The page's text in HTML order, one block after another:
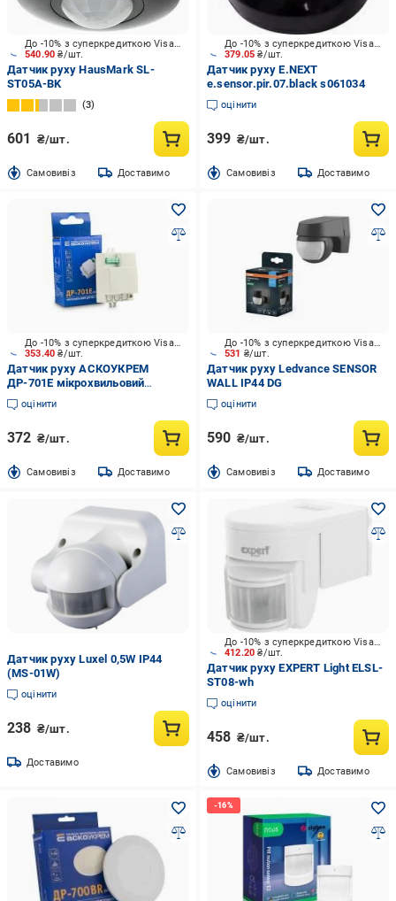
540.90₴/шт.
До -10% з суперкредиткою Visa Вигода
Датчик руху HausMark SL-
ST05A-BK
3
601 ₴/шт.
Cамовивіз Доставимо
379.05₴/шт.
До -10% з суперкредиткою Visa Вигода
Датчик руху E.NEXT
e.sensor.pir.07.black s061034
оцінити
399 ₴/шт.
Cамовивіз Доставимо
353.40₴/шт.
До -10% з суперкредиткою Visa Вигода
Датчик руху АСКОУКРЕМ
ДР-701E мікрохвильовий
A0220010022
оцінити
372 ₴/шт.
Cамовивіз Доставимо
531 ₴/шт.
До -10% з суперкредиткою Visa Вигода
Датчик руху Ledvance SENSOR
WALL IP44 DG
оцінити
590 ₴/шт.
Cамовивіз Доставимо
Датчик руху Luxel 0,5W IP44
(MS-01W)
оцінити
238 ₴/шт.
Доставимо
412.20₴/шт.
До -10% з суперкредиткою Visa Вигода
Датчик руху EXPERT Light ELSL-
ST08-wh
оцінити
458 ₴/шт.
Cамовивіз Доставимо